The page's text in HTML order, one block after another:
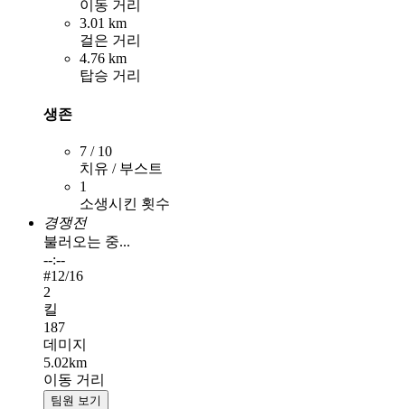
이동 거리
3.01 km
걸은 거리
4.76 km
탑승 거리
생존
7 / 10
치유 / 부스트
1
소생시킨 횟수
경쟁전
불러오는 중...
--:--
#12/16
2
킬
187
데미지
5.02km
이동 거리
팀원 보기